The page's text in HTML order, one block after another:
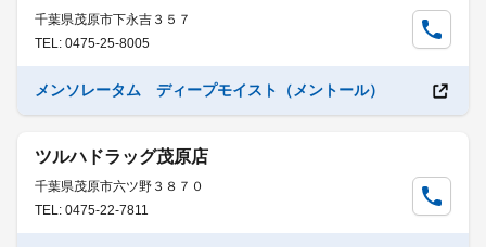
千葉県茂原市下永吉３５７
TEL: 0475-25-8005
メンソレータム ディープモイスト（メントール）
ツルハドラッグ茂原店
千葉県茂原市六ツ野３８７０
TEL: 0475-22-7811